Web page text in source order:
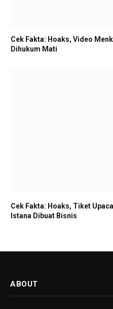
Cek Fakta: Hoaks, Video
Dihukum Mati
Cek Fakta: Hoaks, Tiket
Istana Dibuat Bisnis
ABOUT